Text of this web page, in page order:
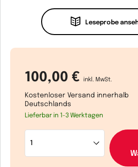
Leseprobe
100,00 € inkl. MwSt.
Kostenloser Versand innerhalb
Deutschlands
Lieferbar in 1-3 Werktagen